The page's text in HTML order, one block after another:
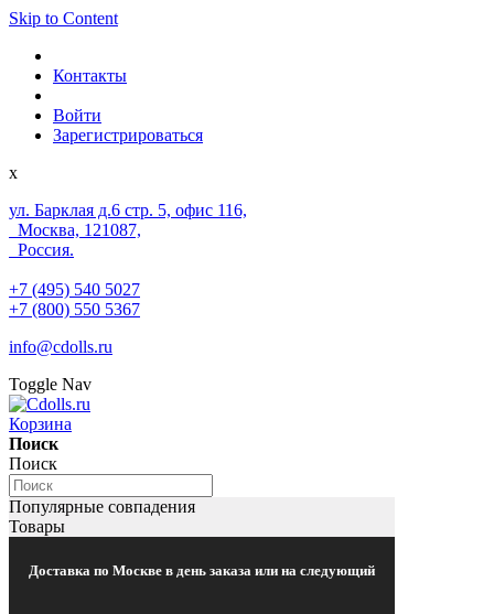
Skip to Content
Контакты
Войти
Зарегистрироваться
x
ул. Барклая д.6 стр. 5, офис 116,
Москва, 121087,
Россия.
+7 (495) 540 5027
+7 (800) 550 5367
info@cdolls.ru
Toggle Nav
Корзина
Поиск
Поиск
Популярные совпадения
Товары
Доставка по Москве в день заказа или на следующий